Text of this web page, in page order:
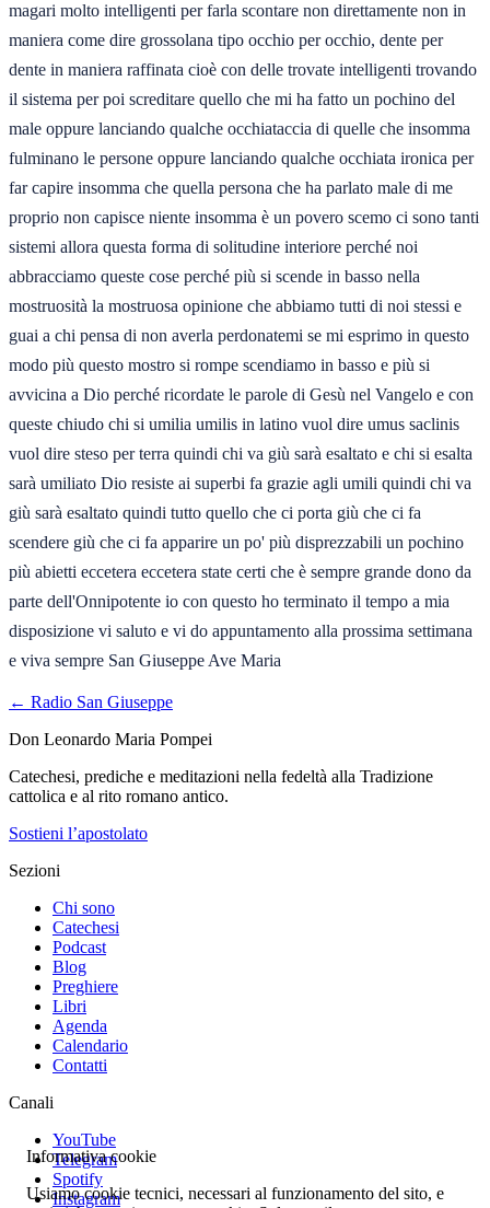
magari molto intelligenti per farla scontare non direttamente non in
maniera come dire grossolana tipo occhio per occhio, dente per
dente in maniera raffinata cioè con delle trovate intelligenti trovando
il sistema per poi screditare quello che mi ha fatto un pochino del
male oppure lanciando qualche occhiataccia di quelle che insomma
fulminano le persone oppure lanciando qualche occhiata ironica per
far capire insomma che quella persona che ha parlato male di me
proprio non capisce niente insomma è un povero scemo ci sono tanti
sistemi allora questa forma di solitudine interiore perché noi
abbracciamo queste cose perché più si scende in basso nella
mostruosità la mostruosa opinione che abbiamo tutti di noi stessi e
guai a chi pensa di non averla perdonatemi se mi esprimo in questo
modo più questo mostro si rompe scendiamo in basso e più si
avvicina a Dio perché ricordate le parole di Gesù nel Vangelo e con
queste chiudo chi si umilia umilis in latino vuol dire umus saclinis
vuol dire steso per terra quindi chi va giù sarà esaltato e chi si esalta
sarà umiliato Dio resiste ai superbi fa grazie agli umili quindi chi va
giù sarà esaltato quindi tutto quello che ci porta giù che ci fa
scendere giù che ci fa apparire un po' più disprezzabili un pochino
più abietti eccetera eccetera state certi che è sempre grande dono da
parte dell'Onnipotente io con questo ho terminato il tempo a mia
disposizione vi saluto e vi do appuntamento alla prossima settimana
e viva sempre San Giuseppe Ave Maria
← Radio San Giuseppe
Don Leonardo Maria Pompei
Catechesi, prediche e meditazioni nella fedeltà alla Tradizione
cattolica e al rito romano antico.
Sostieni l’apostolato
Sezioni
Chi sono
Catechesi
Podcast
Blog
Preghiere
Libri
Agenda
Calendario
Contatti
Canali
YouTube
Telegram
Spotify
Instagram
Informativa cookie
Usiamo cookie tecnici, necessari al funzionamento del sito, e